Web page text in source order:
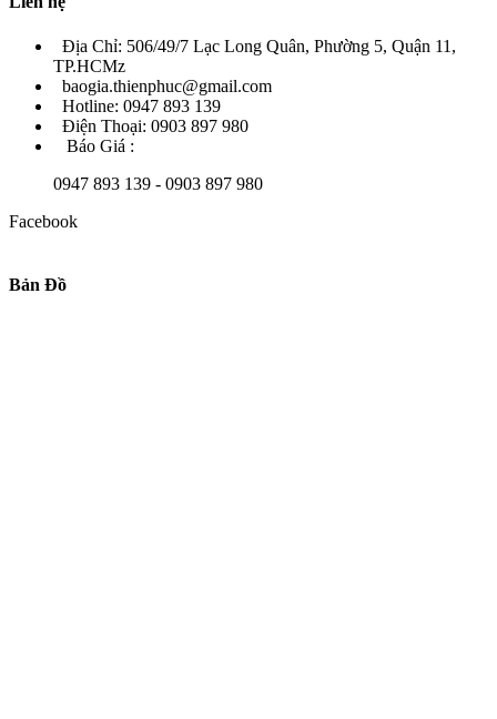
Địa Chỉ: 506/49/7 Lạc Long Quân, Phường 5, Quận 11,
TP.HCMz
baogia.thienphuc@gmail.com
Hotline: 0947 893 139
Điện Thoại: 0903 897 980
Báo Giá :
0947 893 139 - 0903 897 980
Facebook
Bản Đồ